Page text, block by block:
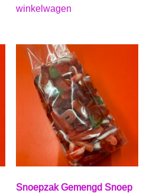
winkelwagen
Snoepzak Gemengd Snoep